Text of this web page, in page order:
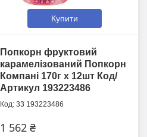
Купити
Попкорн фруктовий
карамелізований Попкорн
Компані 170г х 12шт Код/
Артикул 193223486
33 193223486
1 562 ₴